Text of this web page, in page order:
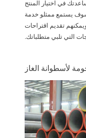
في اختيار المنتج
سوف يستمع ممثلو خدمة
تقديم اقتراحات
التي تلبي متطلباتك.
لأسطوانة الغاز